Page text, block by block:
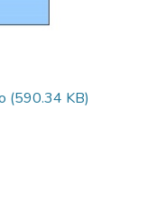
(590.34 KB)